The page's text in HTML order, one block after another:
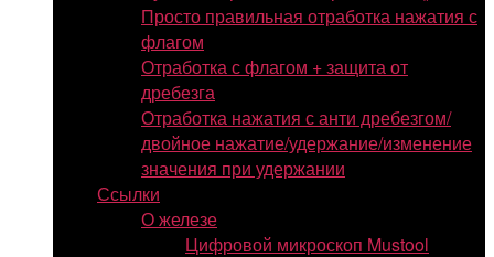
Просто правильная отработка нажатия с
флагом
Отработка с флагом + защита от
дребезга
Отработка нажатия с анти дребезгом/
двойное нажатие/удержание/изменение
значения при удержании
Ссылки
О железе
Цифровой микроскоп Mustool